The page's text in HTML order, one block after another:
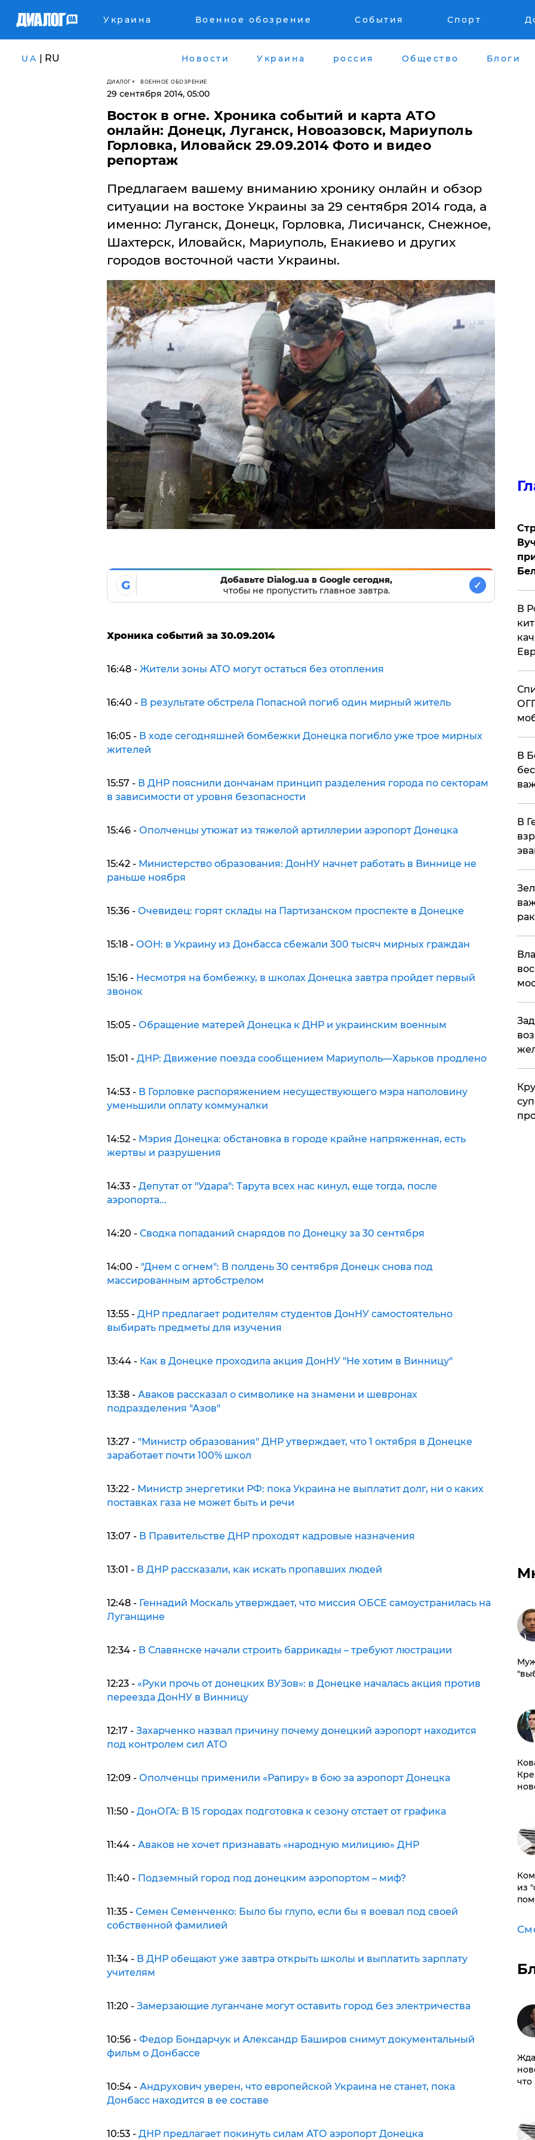
Украина Военное обозрение События Спорт
UA | RU Новости Украина россия Общество Блоги
ДИАЛОГ ВОЕННОЕ ОБОЗРЕНИЕ
29 сентября 2014, 05:00
Восток в огне. Хроника событий и карта АТО
онлайн: Донецк, Луганск, Новоазовск, Мариуполь
Горловка, Иловайск 29.09.2014 Фото и видео
репортаж
Предлагаем вашему вниманию хронику онлайн и обзор
ситуации на востоке Украины за 29 сентября 2014 года, а
именно: Луганск, Донецк, Горловка, Лисичанск, Снежное,
Шахтерск, Иловайск, Мариуполь, Енакиево и других
городов восточной части Украины.
G
Добавьте Dialog.ua в Google сегодня,
чтобы не пропустить главное завтра.
✓
Хроника событий за 30.09.2014
16:48 - Жители зоны АТО могут остаться без отопления
16:40 - В результате обстрела Попасной погиб один мирный житель
16:05 - В ходе сегодняшней бомбежки Донецка погибло уже трое мирных
жителей
15:57 - В ДНР пояснили дончанам принцип разделения города по секторам
в зависимости от уровня безопасности
15:46 - Ополченцы утюжат из тяжелой артиллерии аэропорт Донецка
15:42 - Министерство образования: ДонНУ начнет работать в Виннице не
раньше ноября
15:36 - Очевидец: горят склады на Партизанском проспекте в Донецке
15:18 - ООН: в Украину из Донбасса сбежали 300 тысяч мирных граждан
15:16 - Несмотря на бомбежку, в школах Донецка завтра пройдет первый
звонок
15:05 - Обращение матерей Донецка к ДНР и украинским военным
15:01 - ДНР: Движение поезда сообщением Мариуполь—Харьков продлено
14:53 - В Горловке распоряжением несуществующего мэра наполовину
уменьшили оплату коммуналки
14:52 - Мэрия Донецка: обстановка в городе крайне напряженная, есть
жертвы и разрушения
14:33 - Депутат от "Удара": Тарута всех нас кинул, еще тогда, после
аэропорта...
14:20 - Сводка попаданий снарядов по Донецку за 30 сентября
14:00 - "Днем с огнем": В полдень 30 сентября Донецк снова под
массированным артобстрелом
13:55 - ДНР предлагает родителям студентов ДонНУ самостоятельно
выбирать предметы для изучения
13:44 - Как в Донецке проходила акция ДонНУ "Не хотим в Винницу"
13:38 - Аваков рассказал о символике на знамени и шевронах
подразделения "Азов"
13:27 - "Министр образования" ДНР утверждает, что 1 октября в Донецке
заработает почти 100% школ
13:22 - Министр энергетики РФ: пока Украина не выплатит долг, ни о каких
поставках газа не может быть и речи
13:07 - В Правительстве ДНР проходят кадровые назначения
13:01 - В ДНР рассказали, как искать пропавших людей
12:48 - Геннадий Москаль утверждает, что миссия ОБСЕ самоустранилась на
Луганщине
12:34 - В Славянске начали строить баррикады – требуют люстрации
12:23 - «Руки прочь от донецких ВУЗов»: в Донецке началась акция против
переезда ДонНУ в Винницу
12:17 - Захарченко назвал причину почему донецкий аэропорт находится
под контролем сил АТО
12:09 - Ополченцы применили «Рапиру» в бою за аэропорт Донецка
11:50 - ДонОГА: В 15 городах подготовка к сезону отстает от графика
11:44 - Аваков не хочет признавать «народную милицию» ДНР
11:40 - Подземный город под донецким аэропортом – миф?
11:35 - Семен Семенченко: Было бы глупо, если бы я воевал под своей
собственной фамилией
11:34 - В ДНР обещают уже завтра открыть школы и выплатить зарплату
учителям
11:20 - Замерзающие луганчане могут оставить город без электричества
10:56 - Федор Бондарчук и Александр Баширов снимут документальный
фильм о Донбассе
10:54 - Андрухович уверен, что европейской Украина не станет, пока
Донбасс находится в ее составе
10:53 - ДНР предлагает покинуть силам АТО аэропорт Донецка
В
В
В
из
что